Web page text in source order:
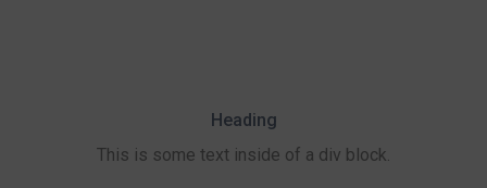
Heading
This is some text inside of a div block.